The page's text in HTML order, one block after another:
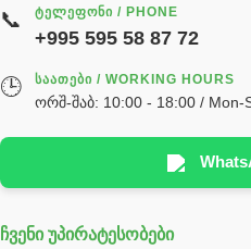
реек
სხადასხვა
Hyva
უჟანგავი ფოლადი
📞 ᲢᲔᲚᲔᲤᲝᲜᲘ / PHONE
+995 595 58 87 72
🕒 ᲡᲐᲐᲗᲔᲑᲘ / WORKING HOURS
ორშ-შაბ: 10:00 - 18:00 / Mon-
ჩვენი უპირატესობები